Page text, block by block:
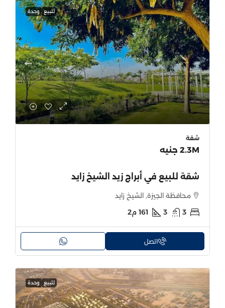
للبيع وحدة
شقة
2.3M جنيه
شقة للبيع في أبراج زيد الشيخ زايد
محافظة الجيزة, الشيخ زايد
3
3
161 م2
اتصل
للبيع وحدة